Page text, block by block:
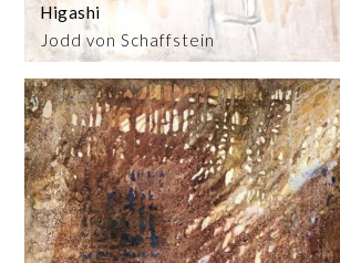
Jodd von Schaffstein
Higashi